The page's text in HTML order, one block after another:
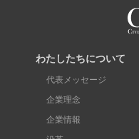
わたしたちについて
代表メッセージ
企業理念
企業情報